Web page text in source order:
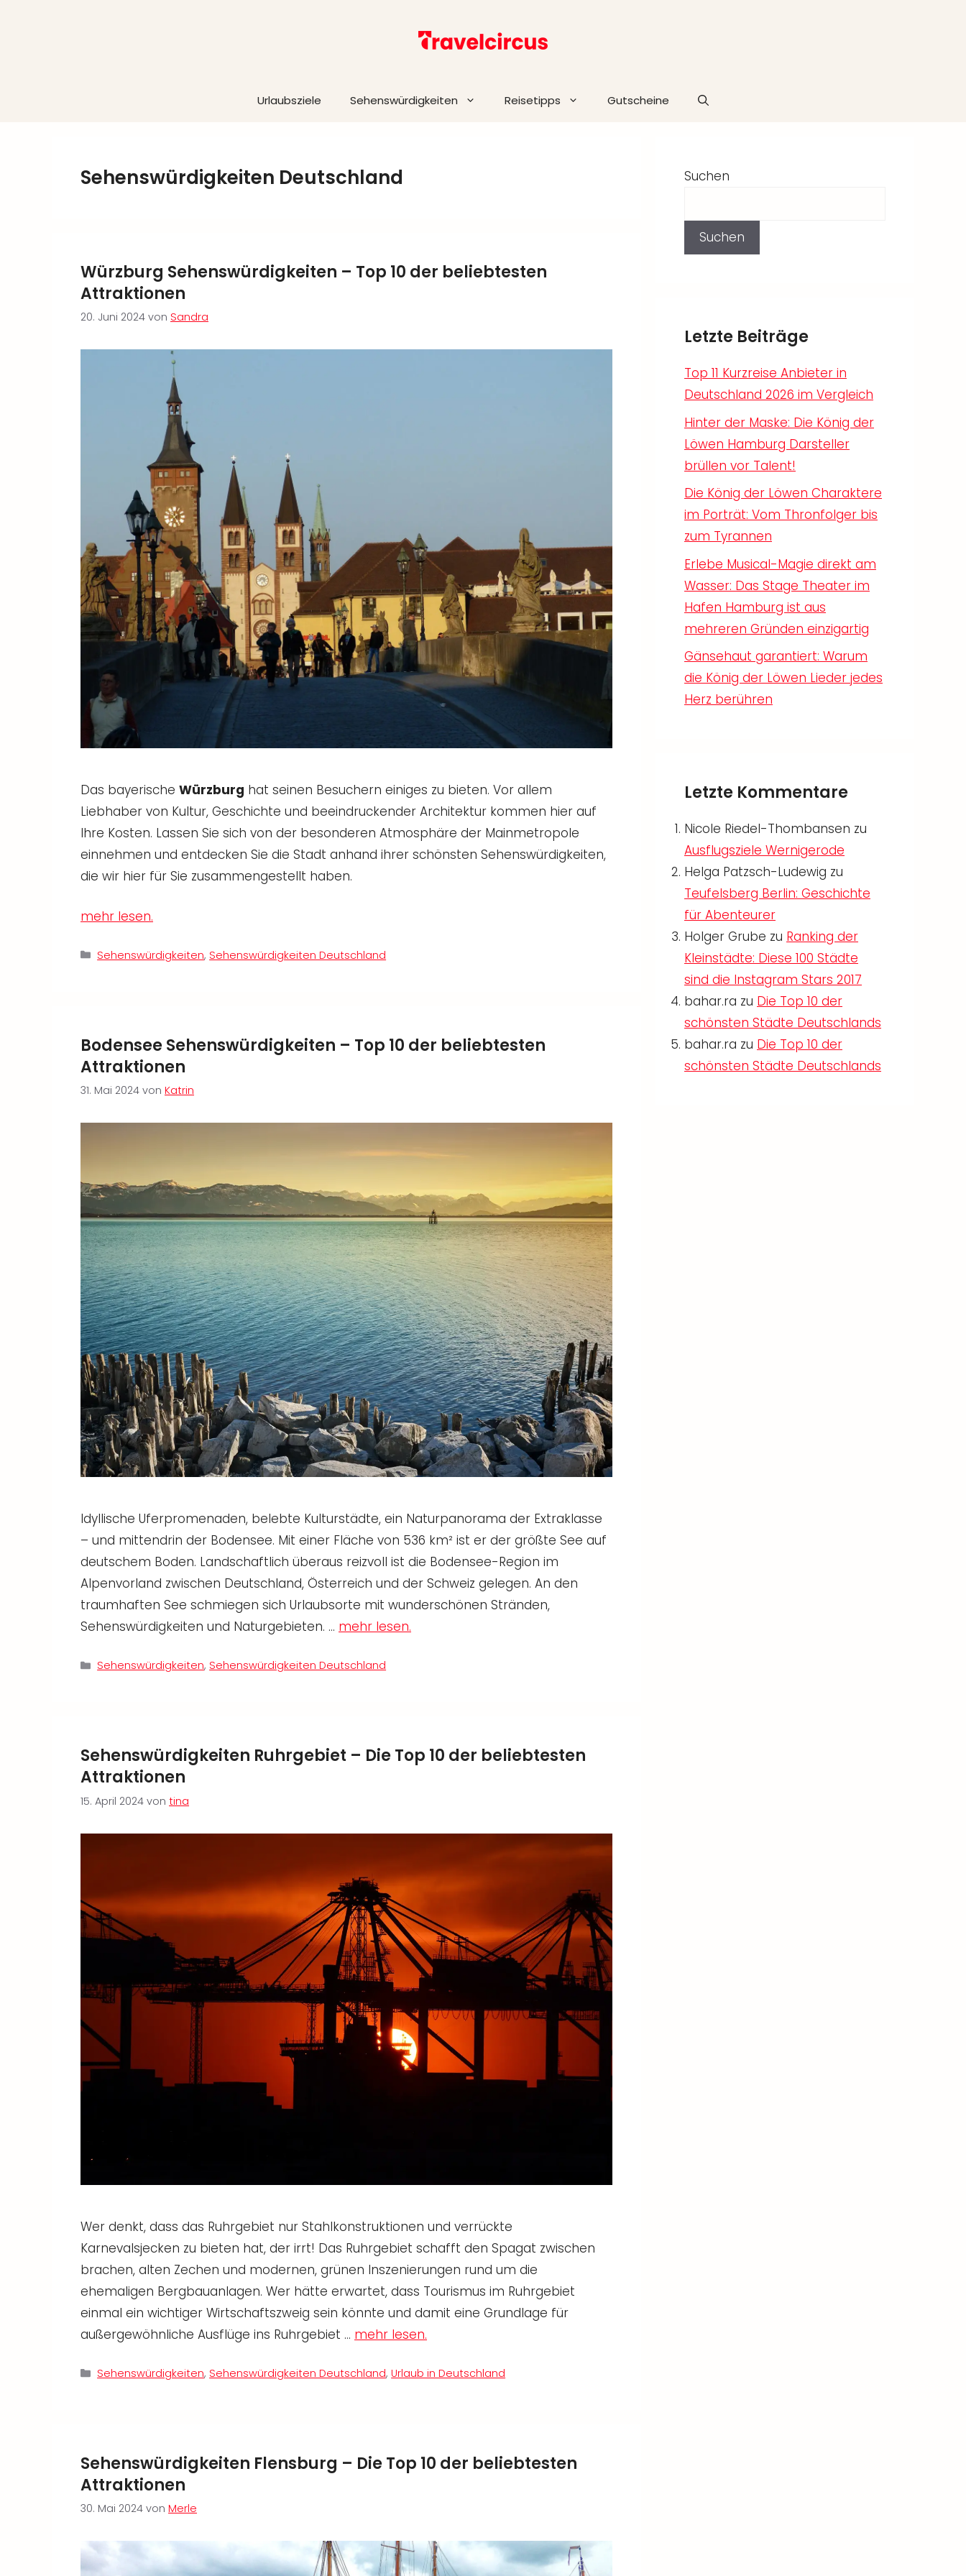
Urlaubsziele Sehenswürdigkeiten Reisetipps Gutscheine
Sehenswürdigkeiten Deutschland
Würzburg Sehenswürdigkeiten – Top 10 der beliebtesten
Attraktionen
20. Juni 2024 von Sandra
Das bayerische Würzburg hat seinen Besuchern einiges zu bieten. Vor allem
Liebhaber von Kultur, Geschichte und beeindruckender Architektur kommen hier auf
Ihre Kosten. Lassen Sie sich von der besonderen Atmosphäre der Mainmetropole
einnehmen und entdecken Sie die Stadt anhand ihrer schönsten Sehenswürdigkeiten,
die wir hier für Sie zusammengestellt haben.
mehr lesen.
Kategorien
Sehenswürdigkeiten, Sehenswürdigkeiten Deutschland
Bodensee Sehenswürdigkeiten – Top 10 der beliebtesten
Attraktionen
31. Mai 2024 von Katrin
Idyllische Uferpromenaden, belebte Kulturstädte, ein Naturpanorama der Extraklasse
– und mittendrin der Bodensee. Mit einer Fläche von 536 km² ist er der größte See auf
deutschem Boden. Landschaftlich überaus reizvoll ist die Bodensee-Region im
Alpenvorland zwischen Deutschland, Österreich und der Schweiz gelegen. An den
traumhaften See schmiegen sich Urlaubsorte mit wunderschönen Stränden,
Sehenswürdigkeiten und Naturgebieten. … mehr lesen.
Kategorien
Sehenswürdigkeiten, Sehenswürdigkeiten Deutschland
Sehenswürdigkeiten Ruhrgebiet – Die Top 10 der beliebtesten
Attraktionen
15. April 2024 von tina
Wer denkt, dass das Ruhrgebiet nur Stahlkonstruktionen und verrückte
Karnevalsjecken zu bieten hat, der irrt! Das Ruhrgebiet schafft den Spagat zwischen
brachen, alten Zechen und modernen, grünen Inszenierungen rund um die
ehemaligen Bergbauanlagen. Wer hätte erwartet, dass Tourismus im Ruhrgebiet
einmal ein wichtiger Wirtschaftszweig sein könnte und damit eine Grundlage für
außergewöhnliche Ausflüge ins Ruhrgebiet … mehr lesen.
Kategorien
Sehenswürdigkeiten, Sehenswürdigkeiten Deutschland,Urlaub in Deutschland
Sehenswürdigkeiten Flensburg – Die Top 10 der beliebtesten
Attraktionen
30. Mai 2024 von Merle
Suchen
Suchen
Letzte Beiträge
Top 11 Kurzreise Anbieter in
Deutschland 2026 im Vergleich
Hinter der Maske: Die König der
Löwen Hamburg Darsteller
brüllen vor Talent!
Die König der Löwen Charaktere
im Porträt: Vom Thronfolger bis
zum Tyrannen
Erlebe Musical-Magie direkt am
Wasser: Das Stage Theater im
Hafen Hamburg ist aus
mehreren Gründen einzigartig
Gänsehaut garantiert: Warum
die König der Löwen Lieder jedes
Herz berühren
Letzte Kommentare
Nicole Riedel-Thombansen zu
Ausflugsziele Wernigerode
Helga Patzsch-Ludewig zu
Teufelsberg Berlin: Geschichte
für Abenteurer
Holger Grube zu Ranking der
Kleinstädte: Diese 100 Städte
sind die Instagram Stars 2017
bahar.ra zu Die Top 10 der
schönsten Städte Deutschlands
bahar.ra zu Die Top 10 der
schönsten Städte Deutschlands